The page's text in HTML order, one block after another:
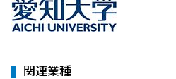
関連業種